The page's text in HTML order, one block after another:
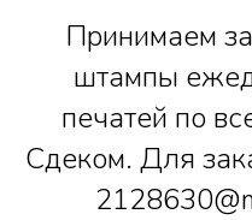
Принимаем
штампы
печатей по
Сдеком. Для